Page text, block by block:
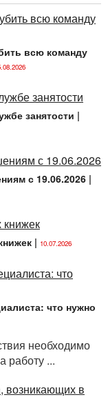
всю команду
занятости |
с 19.06.2026 |
| 10.07.2026
что нужно
необходимо
работу ...